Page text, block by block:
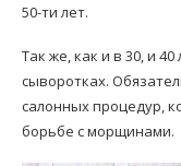
50-ти лет.
Так же, как и в 30, и
сыворотках.
салонных процедур,
борьбе с морщинами.